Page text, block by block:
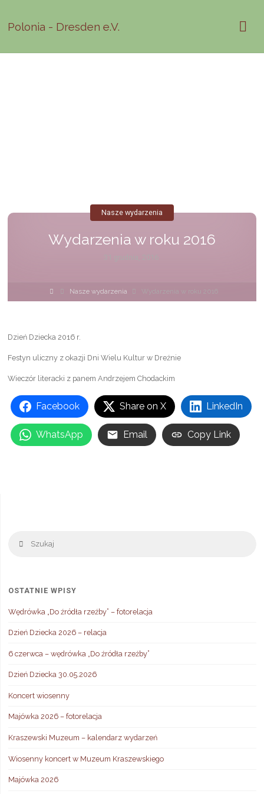
Polonia - Dresden e.V.
Wydarzenia w roku 2016
Nasze wydarzenia
Strona
główna
Nasze wydarzenia Wydarzenia w roku 2016
Dzień Dziecka 2016 r.
Festyn uliczny z okazji Dni Wielu Kultur w Dreźnie
Wieczór literacki z panem Andrzejem Chodackim
Facebook Share on X LinkedIn
WhatsApp Email Copy Link
Szukaj
OSTATNIE WPISY
Wędrówka „Do źródła rzeźby” – fotorelacja
Dzień Dziecka 2026 – relacja
6 czerwca – wędrówka „Do źródła rzeźby”
Dzień Dziecka 30.05.2026
Koncert wiosenny
Majówka 2026 – fotorelacja
Kraszewski Muzeum – kalendarz wydarzeń
Wiosenny koncert w Muzeum Kraszewskiego
Majówka 2026